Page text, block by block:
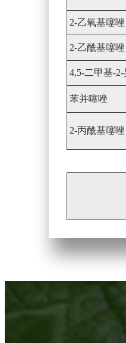
2-乙氧基噻唑
2-乙酰基噻唑
4,5-二甲基-
苯并噻唑
2-丙酰基噻唑